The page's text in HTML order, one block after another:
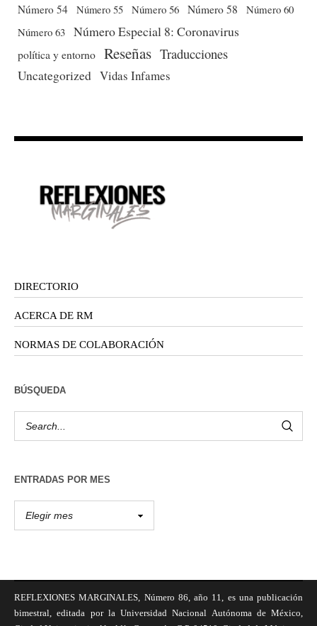
Número 54 Número 55 Número 56 Número 58
Número 60
Número 63 Número Especial 8: Coronavirus
política y entorno Reseñas Traducciones
Uncategorized Vidas Infames
DIRECTORIO
ACERCA DE RM
NORMAS DE COLABORACIÓN
BÚSQUEDA
ENTRADAS POR MES
REFLEXIONES MARGINALES, Número 86, año 11, es una publicación
bimestral, editada por la Universidad Nacional Autónoma de México,